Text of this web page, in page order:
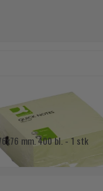
mm. 400 bl. - 1 stk